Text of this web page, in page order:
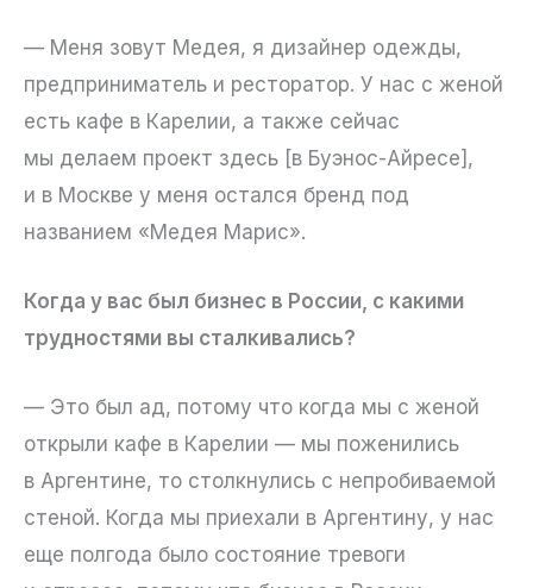
— Меня зовут Медея, я дизайнер одежды,
предприниматель и ресторатор. У нас с женой
есть кафе в Карелии, а также сейчас
мы делаем проект здесь [в Буэнос-Айресе],
и в Москве у меня остался бренд под
названием «Медея Марис».
Когда у вас был бизнес в России, с какими
трудностями вы сталкивались?
— Это был ад, потому что когда мы с женой
открыли кафе в Карелии — мы поженились
в Аргентине, то столкнулись с непробиваемой
стеной. Когда мы приехали в Аргентину, у нас
еще полгода было состояние тревоги